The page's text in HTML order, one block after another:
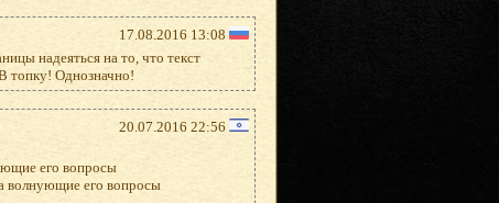
17.08.2016 13:08
надеяться на то, что текст
топку! Однозначно!
20.07.2016 22:56
его вопросы
волнующие его вопросы